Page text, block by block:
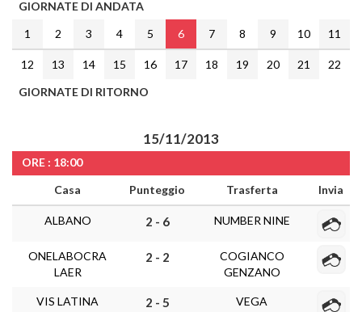
GIORNATE DI ANDATA
1
2 3 4 5 6 7 8 9 10 11
12 13 14 15 16 17 18 19 20 21
22
GIORNATE DI RITORNO
15/11/2013
ORE : 18:00
Casa
Punteggio Trasferta Invia
ALBANO 2 - 6 NUMBER NINE
ONELABOCRA
LAER
2 - 2
COGIANCO
GENZANO
VIS LATINA 2 - 5 VEGA